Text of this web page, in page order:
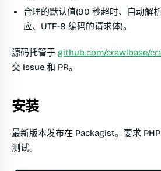
合理的默认值(90 秒超时、自动解
应、UTF-8 编码的请求体)。
源码托管于 github.com/crawlbase/
交 Issue 和 PR。
安装
最新版本发布在 Packagist。要求
测试。